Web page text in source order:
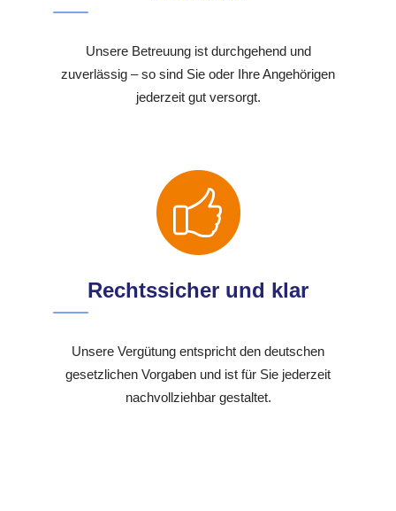
Unsere Betreuung ist durchgehend und
zuverlässig – so sind Sie oder Ihre Angehörigen
jederzeit gut versorgt.
Rechtssicher und klar
Unsere Vergütung entspricht den deutschen
gesetzlichen Vorgaben und ist für Sie jederzeit
nachvollziehbar gestaltet.